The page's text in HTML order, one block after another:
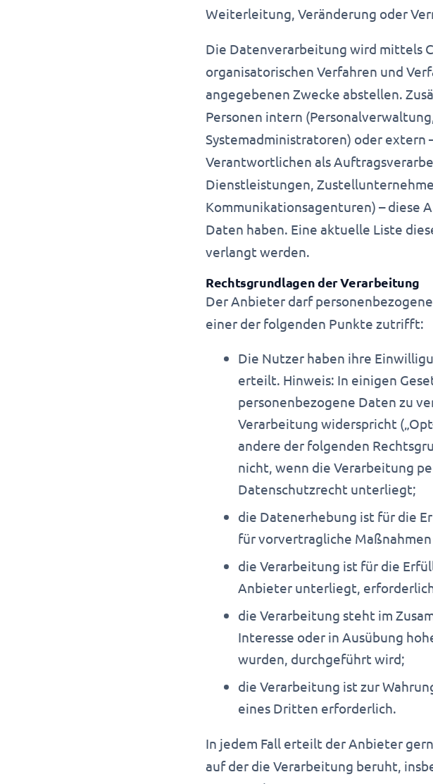
Weiterleitung, Veränderung oder
Die Datenverarbeitung wird mittels
organisatorischen Verfahren und
angegebenen Zwecke abstellen.
Personen intern
Systemadministratoren) oder extern
Verantwortlichen als
Dienstleistungen,
Kommunikationsagenturen) – diese
Daten haben. Eine aktuelle Liste
verlangt werden.
Rechtsgrundlagen der Verarbeitung
Der Anbieter darf
einer der folgenden Punkte zutrifft:
Die Nutzer haben ihre
erteilt. Hinweis: In einigen
personenbezogene Daten zu
Verarbeitung widerspricht
andere der folgenden
nicht, wenn die Verarbeitung
Datenschutzrecht unterliegt;
die Datenerhebung ist für die
für vorvertragliche
die Verarbeitung ist für die
Anbieter unterliegt,
die Verarbeitung steht im
Interesse oder in Ausübung
wurden, durchgeführt wird;
die Verarbeitung ist zur
eines Dritten erforderlich.
In jedem Fall erteilt der Anbieter
auf der die Verarbeitung beruht,